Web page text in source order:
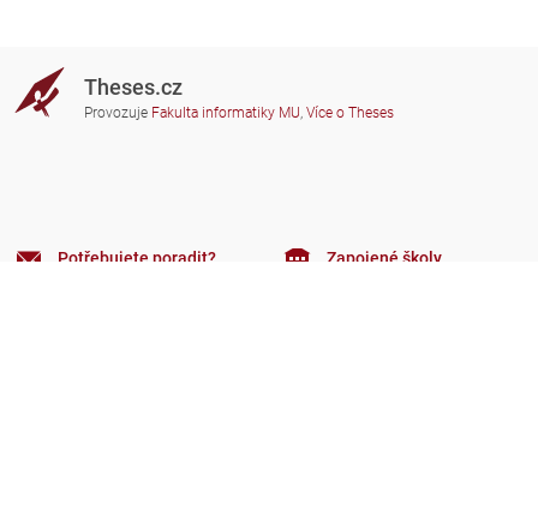
Theses.cz
Provozuje Fakulta informatiky MU, Více o Theses
Potřebujete poradit? Zapojené školy